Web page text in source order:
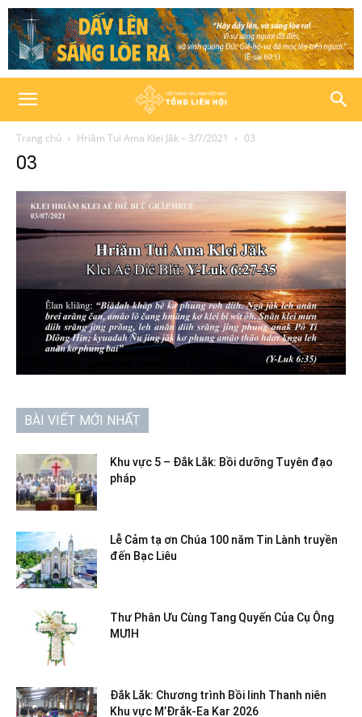
Trang chủ Hriăm Tui Ama Klei Jăk – 3/7/2021 03
03
BÀI VIẾT MỚI NHẤT
Khu vực 5 – Đắk Lắk: Bồi dưỡng Tuyên đạo
pháp
Lễ Cảm tạ ơn Chúa 100 năm Tin Lành truyền
đến Bạc Liêu
Thư Phân Ưu Cùng Tang Quyến Của Cụ Ông
MƯIH
Đắk Lắk: Chương trình Bồi linh Thanh niên
Khu vực M’Đrắk-Ea Kar 2026